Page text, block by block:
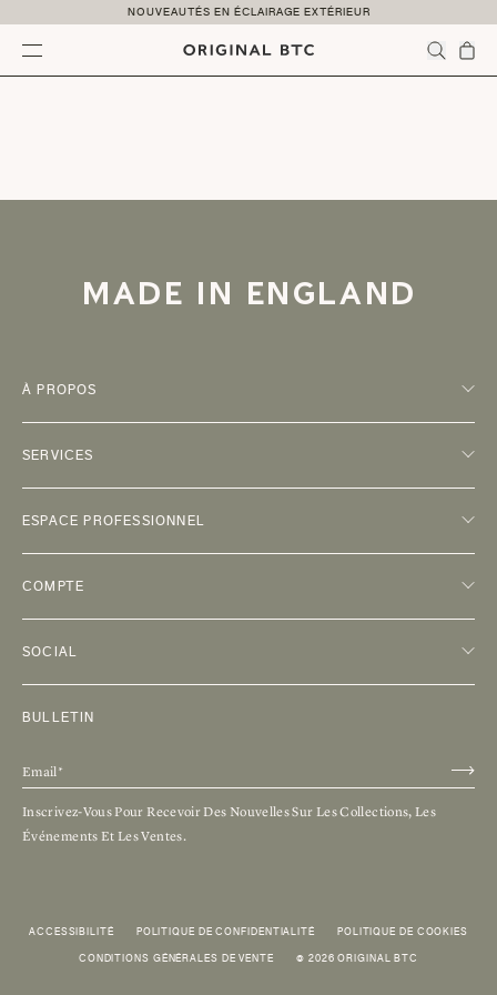
NOUVEAUTÉS EN ÉCLAIRAGE EXTÉRIEUR
Menu
MADE IN ENGLAND
BULLETIN
Inscrivez-Vous Pour Recevoir Des Nouvelles Sur Les Collections, Les
Événements Et Les Ventes.
À PROPOS
SERVICES
ESPACE PROFESSIONNEL
COMPTE
SOCIAL
ACCESSIBILITÉ POLITIQUE DE CONFIDENTIALITÉ POLITIQUE DE COOKIES
CONDITIONS GÉNÉRALES DE VENTE © 2026 ORIGINAL BTC